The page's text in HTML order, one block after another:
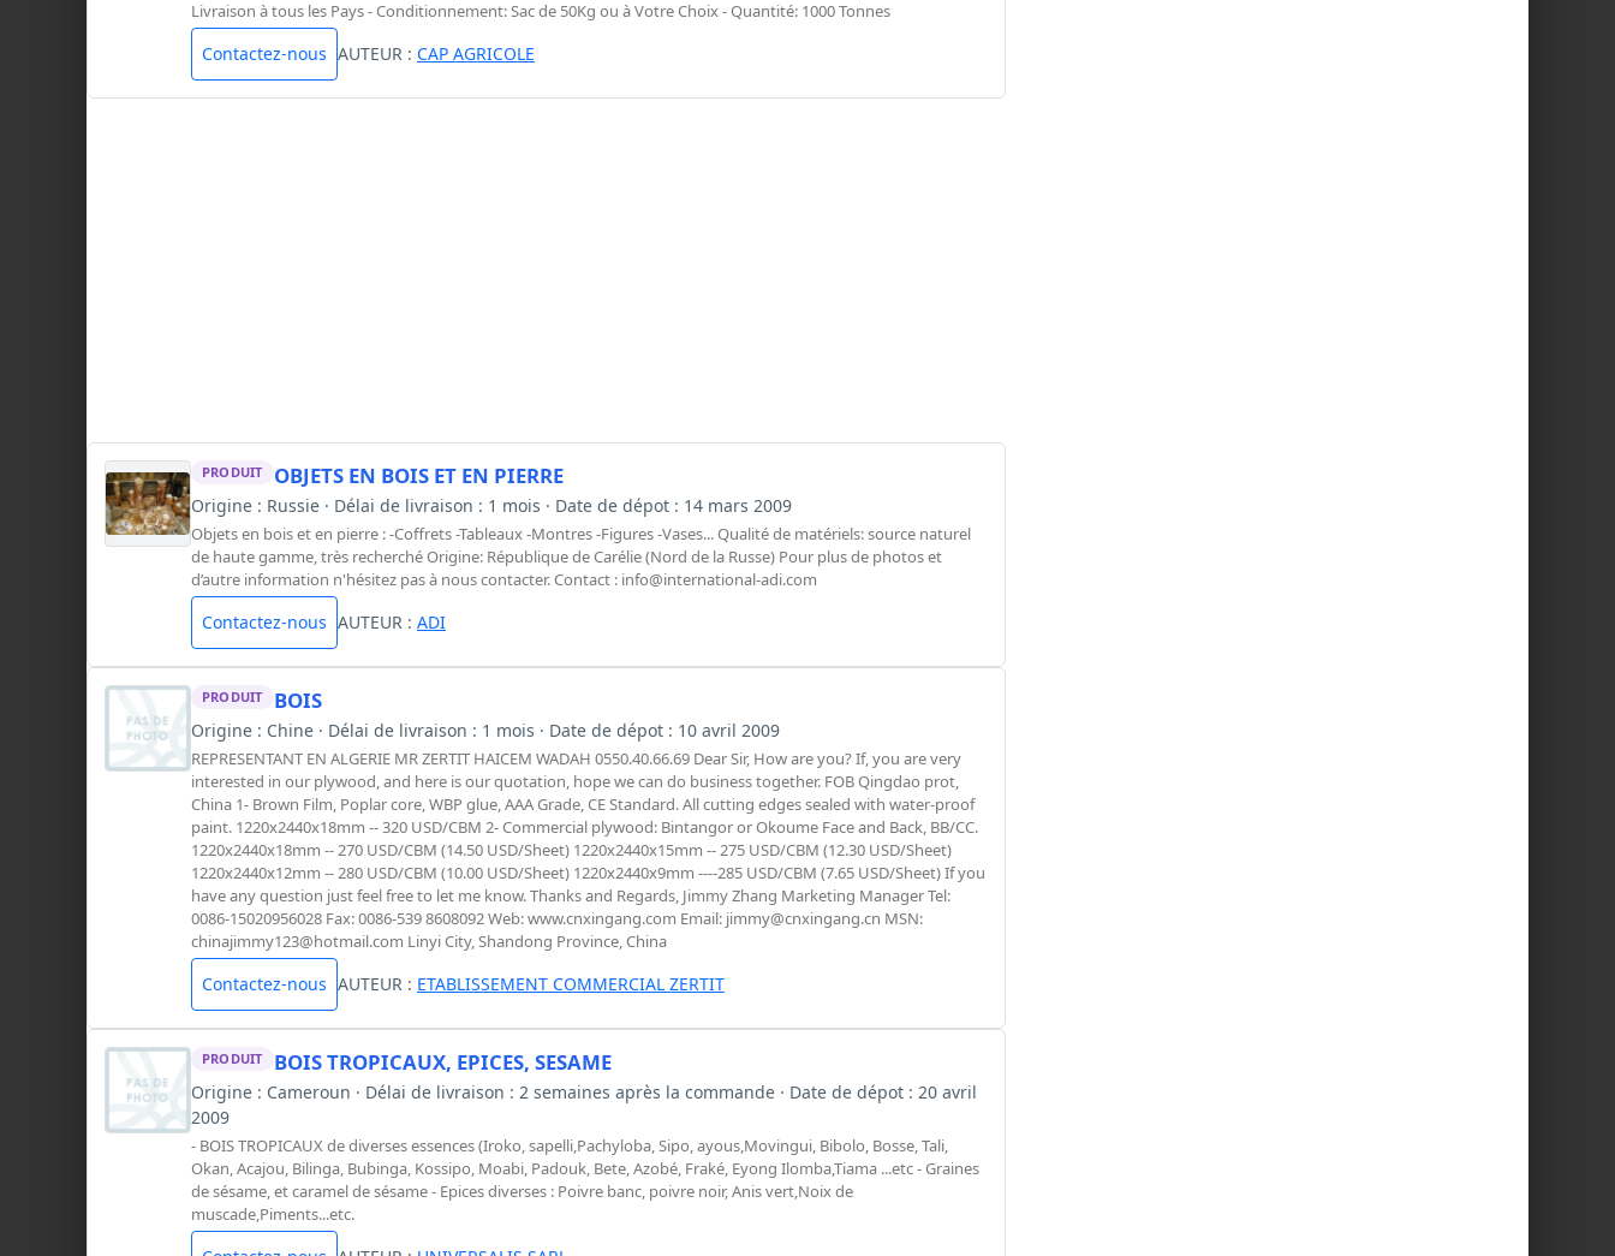
Livraison à tous les Pays - Conditionnement: Sac de 50Kg ou à Votre Choix - Quantité: 1000 Tonnes
Contactez-nous AUTEUR : CAP AGRICOLE
PRODUIT OBJETS EN BOIS ET EN PIERRE
Origine : Russie · Délai de livraison : 1 mois · Date de dépot : 14 mars 2009
Objets en bois et en pierre : -Coffrets -Tableaux -Montres -Figures -Vases... Qualité de matériels: source naturel
de haute gamme, très recherché Origine: République de Carélie (Nord de la Russe) Pour plus de photos et
d’autre information n'hésitez pas à nous contacter. Contact : info@international-adi.com
Contactez-nous AUTEUR : ADI
PRODUIT BOIS
Origine : Chine · Délai de livraison : 1 mois · Date de dépot : 10 avril 2009
REPRESENTANT EN ALGERIE MR ZERTIT HAICEM WADAH 0550.40.66.69 Dear Sir, How are you? If, you are very
interested in our plywood, and here is our quotation, hope we can do business together. FOB Qingdao prot,
China 1- Brown Film, Poplar core, WBP glue, AAA Grade, CE Standard. All cutting edges sealed with water-proof
paint. 1220x2440x18mm -- 320 USD/CBM 2- Commercial plywood: Bintangor or Okoume Face and Back, BB/CC.
1220x2440x18mm -- 270 USD/CBM (14.50 USD/Sheet) 1220x2440x15mm -- 275 USD/CBM (12.30 USD/Sheet)
1220x2440x12mm -- 280 USD/CBM (10.00 USD/Sheet) 1220x2440x9mm ----285 USD/CBM (7.65 USD/Sheet) If you
have any question just feel free to let me know. Thanks and Regards, Jimmy Zhang Marketing Manager Tel:
0086-15020956028 Fax: 0086-539 8608092 Web: www.cnxingang.com Email: jimmy@cnxingang.cn MSN:
chinajimmy123@hotmail.com Linyi City, Shandong Province, China
Contactez-nous AUTEUR : ETABLISSEMENT COMMERCIAL ZERTIT
PRODUIT BOIS TROPICAUX, EPICES, SESAME
Origine : Cameroun · Délai de livraison : 2 semaines après la commande · Date de dépot : 20 avril
2009
- BOIS TROPICAUX de diverses essences (Iroko, sapelli,Pachyloba, Sipo, ayous,Movingui, Bibolo, Bosse, Tali,
Okan, Acajou, Bilinga, Bubinga, Kossipo, Moabi, Padouk, Bete, Azobé, Fraké, Eyong Ilomba,Tiama ...etc - Graines
de sésame, et caramel de sésame - Epices diverses : Poivre banc, poivre noir, Anis vert,Noix de
muscade,Piments...etc.